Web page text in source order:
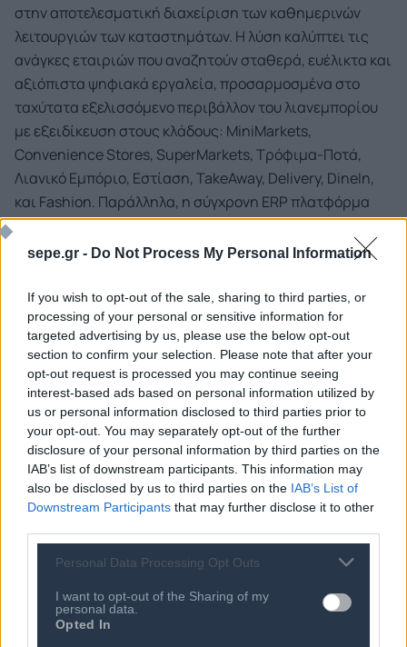
sepe.gr - Do Not Process My Personal Information
If you wish to opt-out of the sale, sharing to third parties, or
processing of your personal or sensitive information for
targeted advertising by us, please use the below opt-out
section to confirm your selection. Please note that after your
opt-out request is processed you may continue seeing
interest-based ads based on personal information utilized by
us or personal information disclosed to third parties prior to
your opt-out. You may separately opt-out of the further
disclosure of your personal information by third parties on the
IAB’s list of downstream participants. This information may
also be disclosed by us to third parties on the IAB’s List of
Downstream Participants that may further disclose it to other
Personal Data Processing Opt Outs
I want to opt-out of the Sharing of my
personal data.
Opted In
στην αποτελεσματική διαχείριση των καθημερινών
λειτουργιών των καταστημάτων. Η λύση καλύπτει τις
ανάγκες εταιριών που αναζητούν σταθερά, ευέλικτα και
αξιόπιστα ψηφιακά εργαλεία, προσαρμοσμένα στο
ταχύτατα εξελισσόμενο περιβάλλον του λιανεμπορίου
με εξειδίκευση στους κλάδους: MiniMarkets,
Convenience Stores, SuperMarkets, Τρόφιμα-Ποτά,
Λιανικό Εμπόριο, Εστίαση, TakeAway, Delivery, DineIn,
και Fashion. Παράλληλα, η σύγχρονη ERP πλατφόρμα
PYLONHybridεπιτρέπει την κεντρική διαχείριση
εμπορικών, οικονομικών και λειτουργικών
κρίσιμα δεδομένα και υποστηρίζει τη διοίκηση στην
παρακολούθηση δεικτών απόδοσης και στη
διαμόρφωση εταιρικής στρατηγικής.
Οι ελληνικές επιχειρήσεις που δραστηριοποιούνται
στην αγορά της Ρουμανίας και επιθυμούν να γνωρίσουν
τις λύσεις RetailStudio Hybrid και PYLON Hybrid, καθώς
και το σύνολο των λύσεων της EPSILONNET μπορούν να
επισκεφτούν την EXPOSHOP 2026:
📍 Location: Romexpo, Bucharest
📌Stand: 34, Hall B1